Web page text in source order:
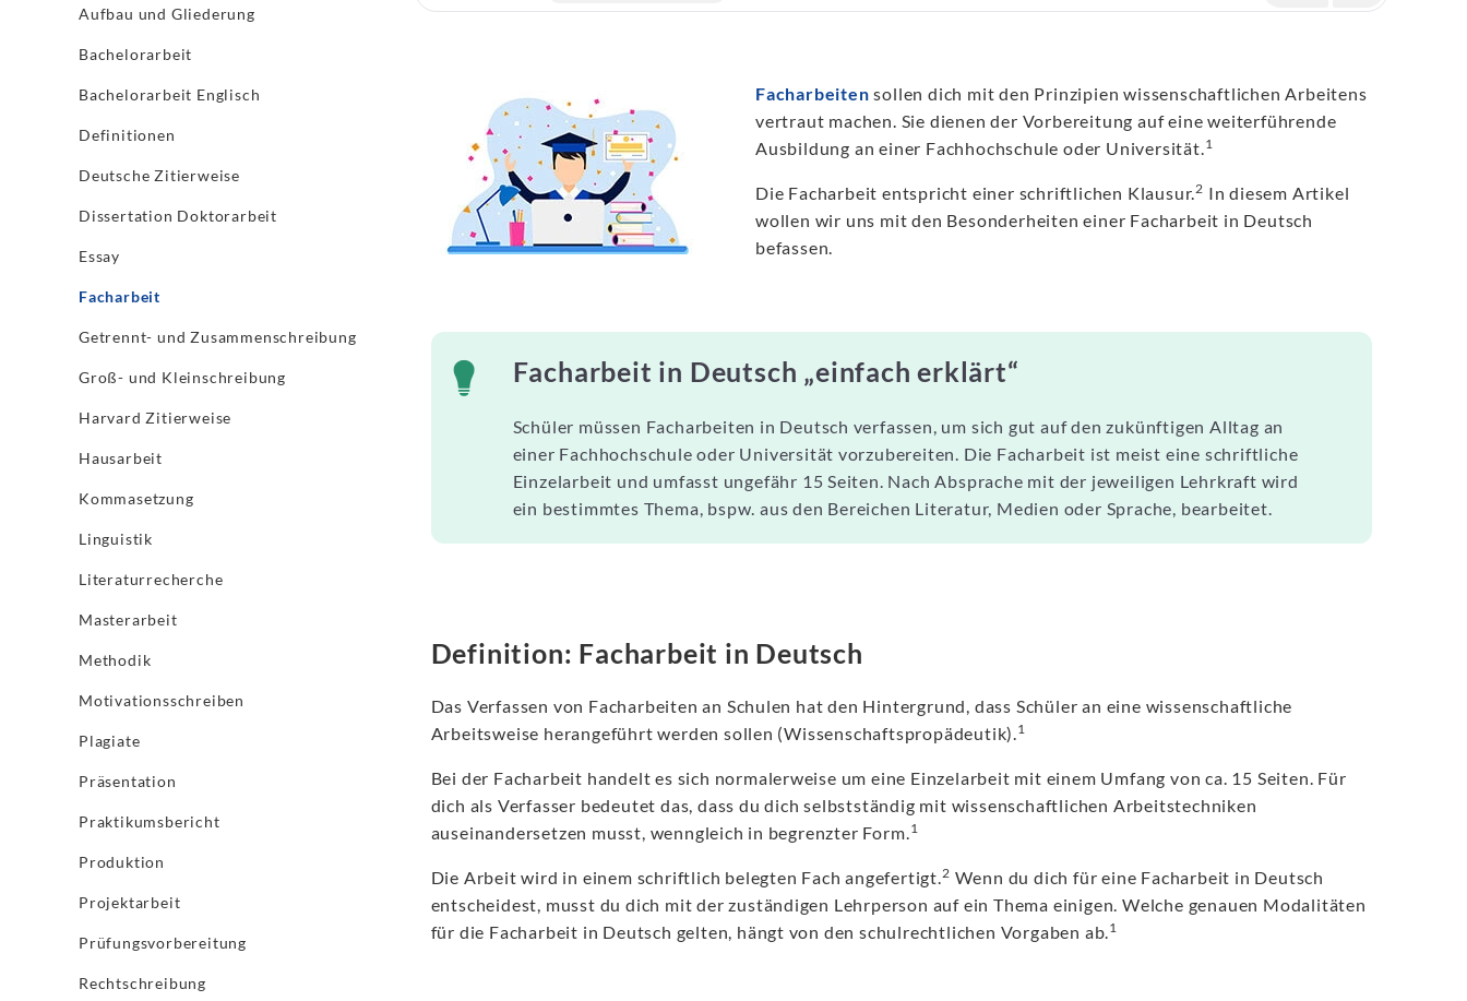
Aufbau und Gliederung
Bachelorarbeit
Bachelorarbeit Englisch
Definitionen
Deutsche Zitierweise
Dissertation Doktorarbeit
Essay
Facharbeit
Getrennt- und Zusammenschreibung
Groß- und Kleinschreibung
Harvard Zitierweise
Hausarbeit
Kommasetzung
Linguistik
Literaturrecherche
Masterarbeit
Methodik
Motivationsschreiben
Plagiate
Präsentation
Praktikumsbericht
Produktion
Projektarbeit
Prüfungsvorbereitung
Rechtschreibung
Facharbeiten sollen dich mit den Prinzipien wissenschaftlichen Arbeitens
vertraut machen. Sie dienen der Vorbereitung auf eine weiterführende
Ausbildung an einer Fachhochschule oder Universität.1
Die Facharbeit entspricht einer schriftlichen Klausur.2 In diesem Artikel
wollen wir uns mit den Besonderheiten einer Facharbeit in Deutsch
befassen.
Facharbeit in Deutsch „einfach erklärt“
Schüler müssen Facharbeiten in Deutsch verfassen, um sich gut auf den zukünftigen Alltag an
einer Fachhochschule oder Universität vorzubereiten. Die Facharbeit ist meist eine schriftliche
Einzelarbeit und umfasst ungefähr 15 Seiten. Nach Absprache mit der jeweiligen Lehrkraft wird
ein bestimmtes Thema, bspw. aus den Bereichen Literatur, Medien oder Sprache, bearbeitet.
Definition: Facharbeit in Deutsch
Das Verfassen von Facharbeiten an Schulen hat den Hintergrund, dass Schüler an eine wissenschaftliche
Arbeitsweise herangeführt werden sollen (Wissenschaftspropädeutik).1
Bei der Facharbeit handelt es sich normalerweise um eine Einzelarbeit mit einem Umfang von ca. 15 Seiten. Für
dich als Verfasser bedeutet das, dass du dich selbstständig mit wissenschaftlichen Arbeitstechniken
auseinandersetzen musst, wenngleich in begrenzter Form.1
Die Arbeit wird in einem schriftlich belegten Fach angefertigt.2 Wenn du dich für eine Facharbeit in Deutsch
entscheidest, musst du dich mit der zuständigen Lehrperson auf ein Thema einigen. Welche genauen Modalitäten
für die Facharbeit in Deutsch gelten, hängt von den schulrechtlichen Vorgaben ab.1